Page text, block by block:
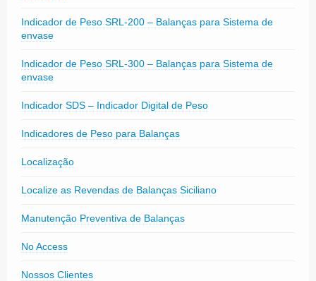
Indicador de Peso SRL-200 – Balanças para Sistema de
envase
Indicador de Peso SRL-300 – Balanças para Sistema de
envase
Indicador SDS – Indicador Digital de Peso
Indicadores de Peso para Balanças
Localização
Localize as Revendas de Balanças Siciliano
Manutenção Preventiva de Balanças
No Access
Nossos Clientes